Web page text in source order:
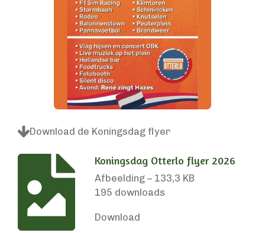
Download de Koningsdag flyer
Koningsdag Otterlo flyer 2026
Afbeelding – 133,3 KB
195 downloads
Download